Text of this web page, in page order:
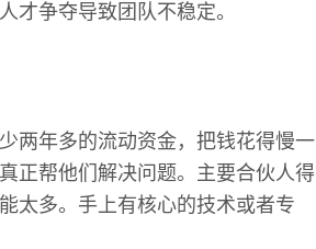
才争夺导致团队不稳定。
两年多的流动资金，把钱花得慢一
正帮他们解决问题。主要合伙人得
太多。手上有核心的技术或者专